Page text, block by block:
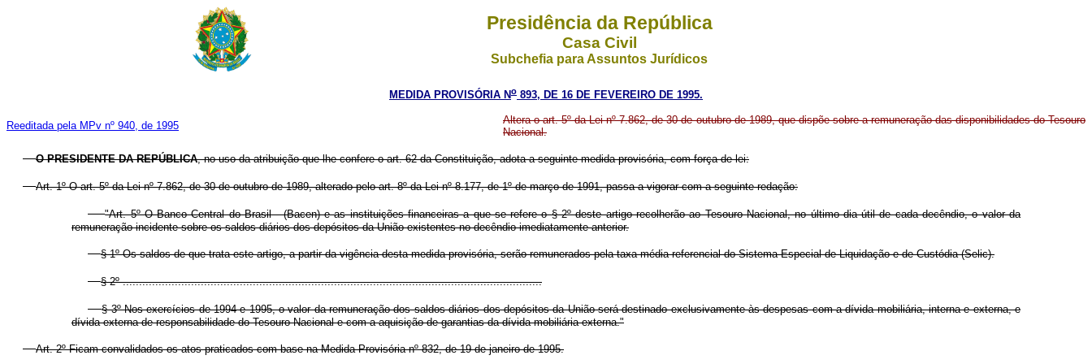
Presidência da República
Casa Civil
Subchefia para Assuntos Jurídicos
MEDIDA PROVISÓRIA No 893, DE 16 DE FEVEREIRO DE 1995.
Reeditada pela MPv nº 940, de 1995
Altera o art. 5º da Lei nº 7.862, de 30 de outubro de 1989, que dispõe sobre a remuneração das disponibilidades do Tesouro
Nacional.
O PRESIDENTE DA REPÚBLICA, no uso da atribuição que lhe confere o art. 62 da Constituição, adota a seguinte medida provisória, com força de lei:
Art. 1º O art. 5º da Lei nº 7.862, de 30 de outubro de 1989, alterado pelo art. 8º da Lei nº 8.177, de 1º de março de 1991, passa a vigorar com a seguinte redação:
"Art. 5º O Banco Central do Brasil - (Bacen) e as instituições financeiras a que se refere o § 2º deste artigo recolherão ao Tesouro Nacional, no último dia útil de cada decêndio, o valor da
remuneração incidente sobre os saldos diários dos depósitos da União existentes no decêndio imediatamente anterior.
§ 1º Os saldos de que trata este artigo, a partir da vigência desta medida provisória, serão remunerados pela taxa média referencial do Sistema Especial de Liquidação e de Custódia (Selic).
§ 2º .................................................................................................................................
§ 3º Nos exercícios de 1994 e 1995, o valor da remuneração dos saldos diários dos depósitos da União será destinado exclusivamente às despesas com a dívida mobiliária, interna e externa, e
dívida externa de responsabilidade do Tesouro Nacional e com a aquisição de garantias da dívida mobiliária externa."
Art. 2º Ficam convalidados os atos praticados com base na Medida Provisória nº 832, de 19 de janeiro de 1995.